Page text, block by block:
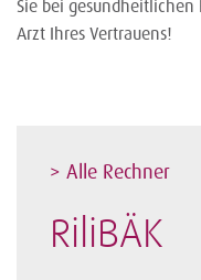
Sie bei gesundheitlichen
Arzt Ihres Vertrauens!
> Alle Rechner
RiliBÄK